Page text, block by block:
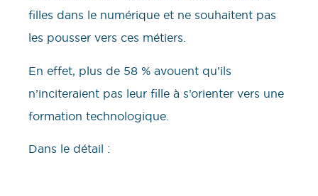
filles dans le numérique et ne souhaitent pas
les pousser vers ces métiers.
En effet, plus de 58 % avouent qu’ils
n’inciteraient pas leur fille à s’orienter vers une
formation technologique.
Dans le détail :